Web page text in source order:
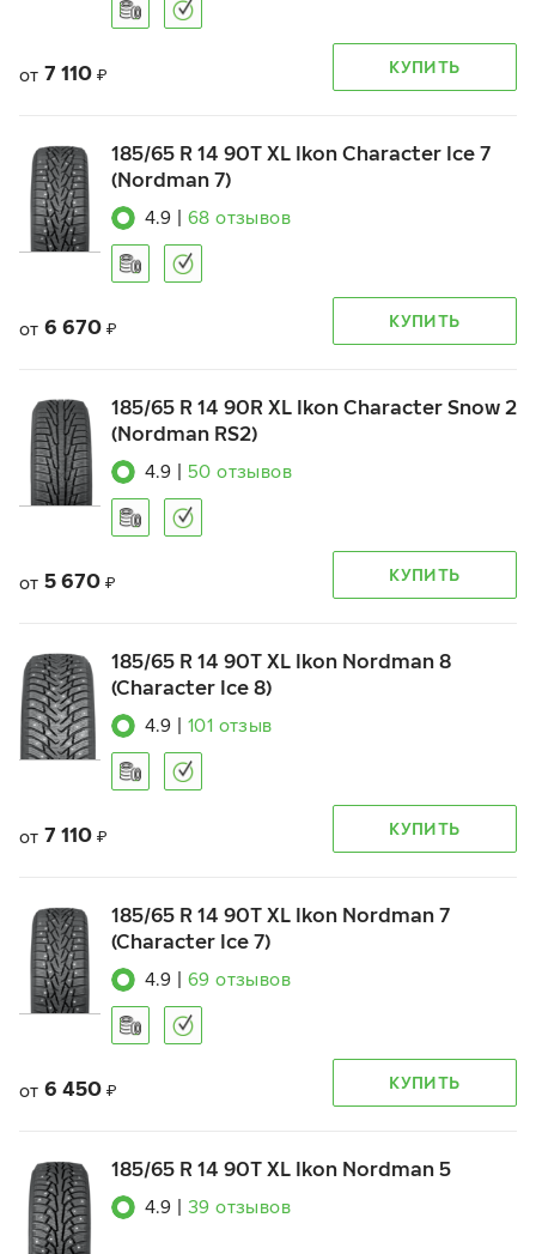
от 7 110 ₽ КУПИТЬ
185/65 R 14 90T XL Ikon Character Ice 7
(Nordman 7)
4.9 68 отзывов
от 6 670 ₽ КУПИТЬ
185/65 R 14 90R XL Ikon Character Snow 2
(Nordman RS2)
4.9 50 отзывов
от 5 670 ₽ КУПИТЬ
185/65 R 14 90T XL Ikon Nordman 8
(Character Ice 8)
4.9 101 отзыв
от 7 110 ₽ КУПИТЬ
185/65 R 14 90T XL Ikon Nordman 7
(Character Ice 7)
4.9 69 отзывов
от 6 450 ₽ КУПИТЬ
185/65 R 14 90T XL Ikon Nordman 5
4.9 39 отзывов